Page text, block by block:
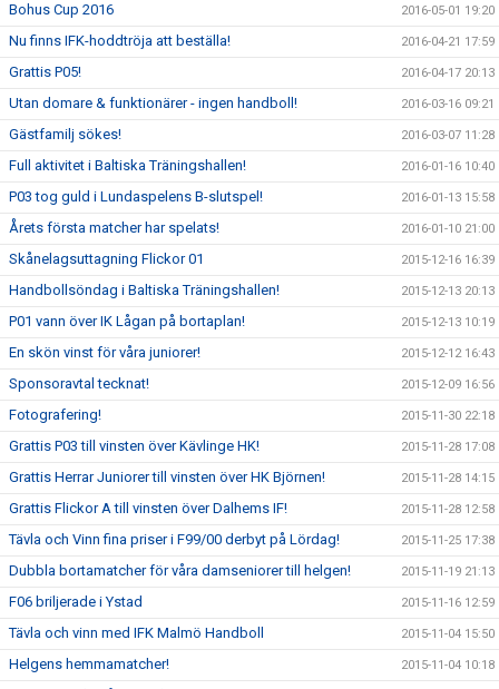
Bohus Cup 2016 2016-05-01 19:20
Nu finns IFK-hoddtröja att beställa! 2016-04-21 17:59
Grattis P05! 2016-04-17 20:13
Utan domare & funktionärer - ingen handboll! 2016-03-16 09:21
Gästfamilj sökes! 2016-03-07 11:28
Full aktivitet i Baltiska Träningshallen! 2016-01-16 10:40
P03 tog guld i Lundaspelens B-slutspel! 2016-01-13 15:58
Årets första matcher har spelats! 2016-01-10 21:00
Skånelagsuttagning Flickor 01 2015-12-16 16:39
Handbollsöndag i Baltiska Träningshallen! 2015-12-13 20:13
P01 vann över IK Lågan på bortaplan! 2015-12-13 10:19
En skön vinst för våra juniorer! 2015-12-12 16:43
Sponsoravtal tecknat! 2015-12-09 16:56
Fotografering! 2015-11-30 22:18
Grattis P03 till vinsten över Kävlinge HK! 2015-11-28 17:08
Grattis Herrar Juniorer till vinsten över HK Björnen! 2015-11-28 14:15
Grattis Flickor A till vinsten över Dalhems IF! 2015-11-28 12:58
Tävla och Vinn fina priser i F99/00 derbyt på Lördag! 2015-11-25 17:38
Dubbla bortamatcher för våra damseniorer till helgen! 2015-11-19 21:13
F06 briljerade i Ystad 2015-11-16 12:59
Tävla och vinn med IFK Malmö Handboll 2015-11-04 15:50
Helgens hemmamatcher! 2015-11-04 10:18